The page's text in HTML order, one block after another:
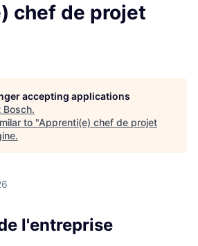
chef de projet
accepting applications
Bosch.
to "Apprenti(e) chef de projet
.
l'entreprise